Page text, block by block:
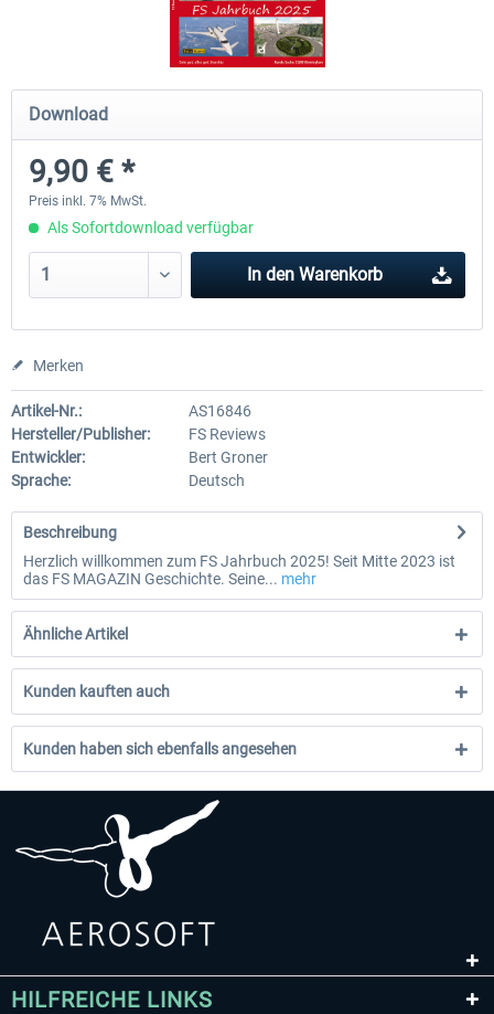
FS MAGAZIN - MSFS Airport Update
6,50 € *
Download
9,90 € *
Preis inkl. 7% MwSt.
Als Sofortdownload verfügbar
In den Warenkorb
Merken
Artikel-Nr.:
AS16846
Hersteller/Publisher:
FS Reviews
Entwickler:
Bert Groner
Sprache:
Deutsch
Beschreibung
Herzlich willkommen zum FS Jahrbuch 2025! Seit Mitte 2023 ist
das FS MAGAZIN Geschichte. Seine... mehr
Ähnliche Artikel
Kunden kauften auch
Kunden haben sich ebenfalls angesehen
HILFREICHE LINKS